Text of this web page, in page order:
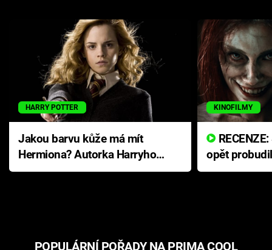
HARRY POTTER
Jakou barvu kůže má mít
Hermiona? Autorka Harryho
Pottera přišla s ráznou
KINOFILMY
opět
přichází s
POPULÁRNÍ POŘADY NA PRIMA COOL